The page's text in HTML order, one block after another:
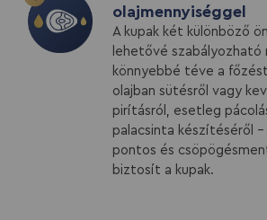
olajmennyiséggel
A kupak két különböző
lehetővé szabályozható
könnyebbé téve a
olajban sütésről vagy
pirításról, esetleg
palacsinta készítéséről –
pontos és
biztosít a kupak.